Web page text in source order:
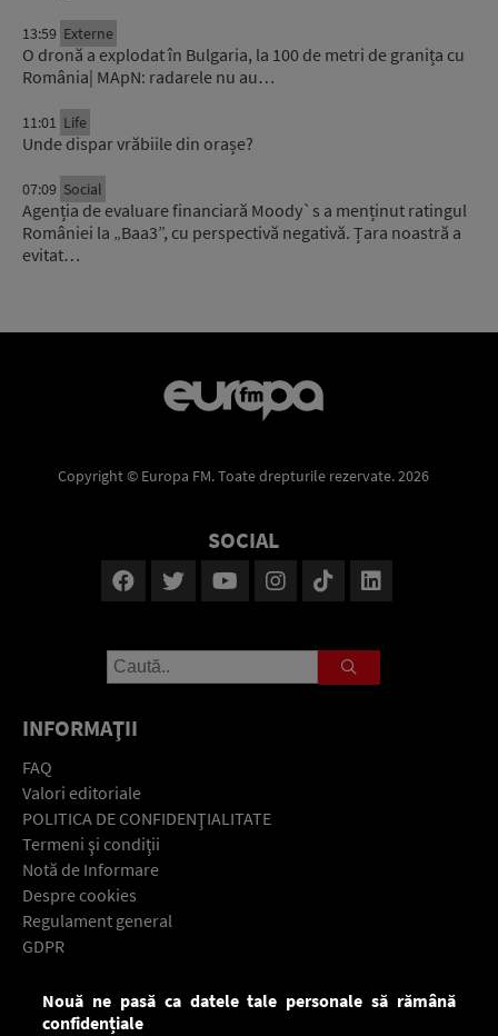
13:59 Externe
O dronă a explodat în Bulgaria, la 100 de metri de granița cu
România| MApN: radarele nu au…
11:01 Life
Unde dispar vrăbiile din orașe?
07:09 Social
Agenția de evaluare financiară Moody`s a menținut ratingul
României la „Baa3”, cu perspectivă negativă. Țara noastră a
evitat…
Copyright © Europa FM. Toate drepturile rezervate. 2026
SOCIAL
INFORMAŢII
FAQ
Valori editoriale
POLITICA DE CONFIDENŢIALITATE
Termeni şi condiţii
Notă de Informare
Despre cookies
Regulament general
GDPR
Descarcă gratuit aplicaţia Europa FM pentru smartphone:
Nouă ne pasă ca datele tale personale să rămână
confidențiale